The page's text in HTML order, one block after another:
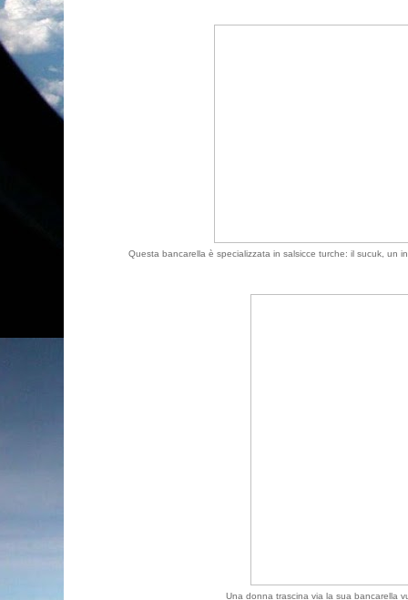
Questa bancarella è specializzata in salsicce turche: il sucuk, un
Una donna trascina via la sua bancarella